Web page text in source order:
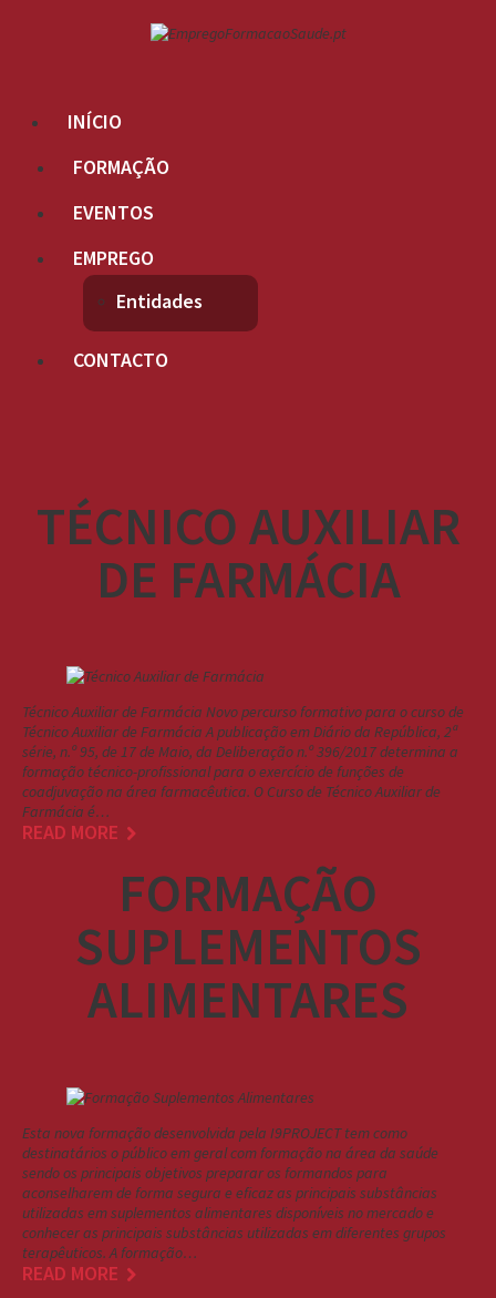
INÍCIO
FORMAÇÃO
EVENTOS
EMPREGO
Entidades
CONTACTO
TÉCNICO AUXILIAR
DE FARMÁCIA
Técnico Auxiliar de Farmácia Novo percurso formativo para o curso de
Técnico Auxiliar de Farmácia A publicação em Diário da República, 2ª
série, n.º 95, de 17 de Maio, da Deliberação n.º 396/2017 determina a
formação técnico-profissional para o exercício de funções de
coadjuvação na área farmacêutica. O Curso de Técnico Auxiliar de
Farmácia é…
READ MORE
FORMAÇÃO
SUPLEMENTOS
ALIMENTARES
Esta nova formação desenvolvida pela I9PROJECT tem como
destinatários o público em geral com formação na área da saúde
sendo os principais objetivos preparar os formandos para
aconselharem de forma segura e eficaz as principais substâncias
utilizadas em suplementos alimentares disponíveis no mercado e
conhecer as principais substâncias utilizadas em diferentes grupos
terapêuticos. A formação…
READ MORE